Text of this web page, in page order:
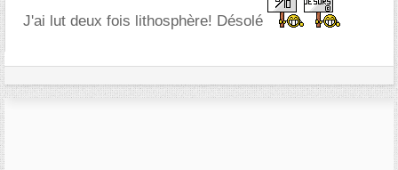
J'ai lut deux fois lithosphère! Désolé